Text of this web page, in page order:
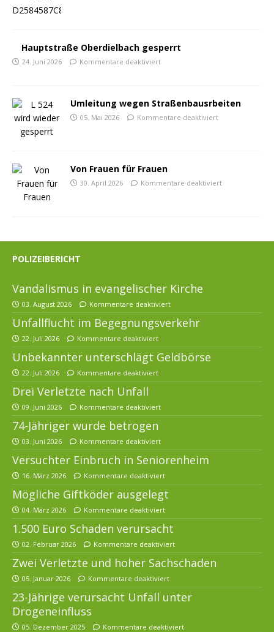
Hauptstraße Oberdielbach gesperrt
24. Juni 2026 Kommentare deaktiviert
Umleitung wegen Straßenbausrbeiten
05. Mai 2026 Kommentare deaktiviert
Von Frauen für Frauen
30. April 2026 Kommentare deaktiviert
POLIZEIBERICHT
Vandalismus in evangelischer Kirche
03. August 2026 Kommentare deaktiviert
Unfallflucht im Begegnungsverkehr
22. Juli 2026 Kommentare deaktiviert
Unbekannter unterschlägt Geldbörse
22. Juli 2026 Kommentare deaktiviert
Drei Verletzte nach Unfall
09. Juni 2026 Kommentare deaktiviert
74-Jähriger wurde betrogen
03. Juni 2026 Kommentare deaktiviert
Versuchter Einbruch in Seniorenheim
16. März 2026 Kommentare deaktiviert
Mögliche Giftköder ausgelegt
04. März 2026 Kommentare deaktiviert
1.500 Euro Schaden verursacht
02. Februar 2026 Kommentare deaktiviert
Zwei Verletzte und hoher Sachschaden
05. Januar 2026 Kommentare deaktiviert
23-Jährige verursacht Unfall unter
Drogeneinfluss
05. Dezember 2025 Kommentare deaktiviert